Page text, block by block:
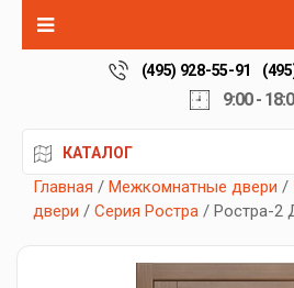
(495) 928-55-91
9:00 -
КАТАЛОГ
Главная / Межкомнатные двери /
двери / Серия Ростра / Ростра-2